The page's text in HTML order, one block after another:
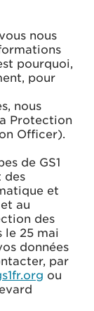
nous
pourquoi,
pour
nous
Protection
Officer).
de GS1
des
et
au
des
le 25 mai
données
par
ou